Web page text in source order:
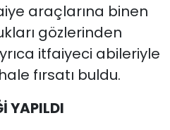
araçlarına binen
gözlerinden
itfaiyeci abileriyle
fırsatı buldu.
YAPILDI